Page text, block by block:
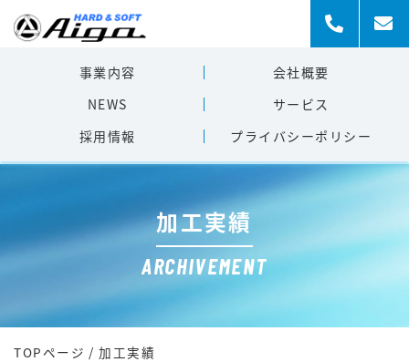
事業内容
会社概要
NEWS
サービス
採用情報
プライバシーポリシー
加工実績
ARCHIVEMENT
TOPページ / 加工実績